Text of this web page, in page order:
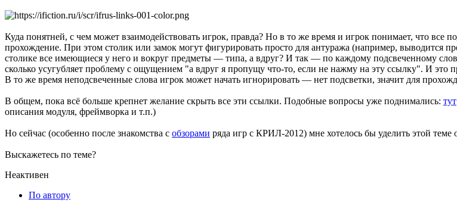
Куда понятней, с чем может взаимодействовать игрок, правда? Но в то же время и игрок понимает, что все
прохождение. При этом столик или замок могут фигурировать просто для антуража (например, выводится
столике все имеющиеся у него и вокруг предметы — типа, а вдруг? И так — по каждому подсвеченному
сколько усугубляет проблему с ощущением "а вдруг я пропущу что-то, если не нажму на эту ссылку". И это
В то же время неподсвеченные слова игрок может начать игнорировать — нет подсветки, значит для
В общем, пока всё больше крепнет желание скрыть все эти ссылки. Подобные вопросы уже поднимались: тут
описания модуля, фреймворка и т.п.)
Но сейчас (особенно после знакомства с обзорами ряда игр с КРИЛ-2012) мне хотелось бы уделить этой
Выскажетесь по теме?
Неактивен
По автору